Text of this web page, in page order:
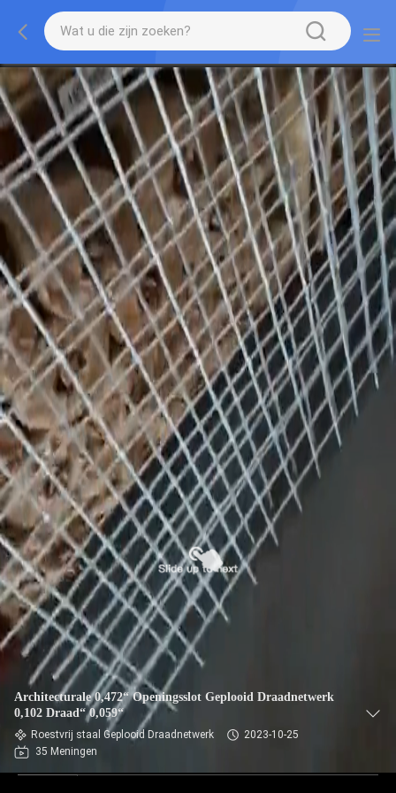
Architecturale 0,472“ Openingsslot Geplooid Draadnetwerk
0,102 Draad“ 0,059“
Roestvrij staal Geplooid Draadnetwerk
2023-10-25
35 Meningen